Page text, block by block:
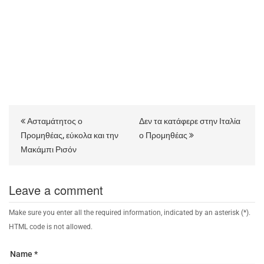
Ασταμάτητος ο
Προμηθέας, εύκολα και την
Μακάμπι Ρισόν
Δεν τα κατάφερε στην Ιταλία
ο Προμηθέας
Leave a comment
Make sure you enter all the required information, indicated by an asterisk (*).
HTML code is not allowed.
Name *